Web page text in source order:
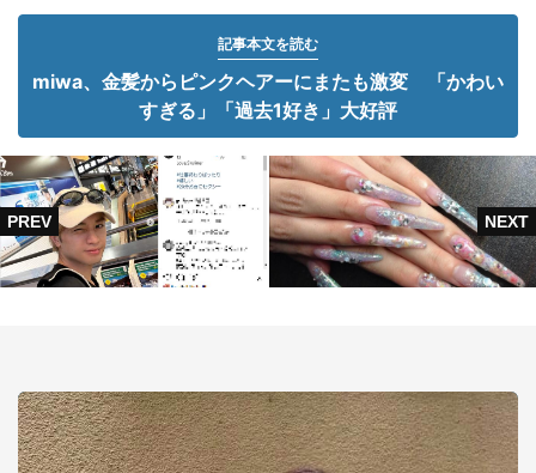
記事本文を読む
miwa、金髪からピンクヘアーにまたも激変 「かわい
すぎる」「過去1好き」大好評